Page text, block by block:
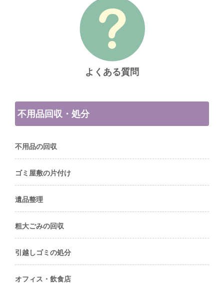
よくある質問
不用品回収・処分
不用品の回収
ゴミ屋敷の片付け
遺品整理
粗大ごみの回収
引越しゴミの処分
オフィス・飲食店